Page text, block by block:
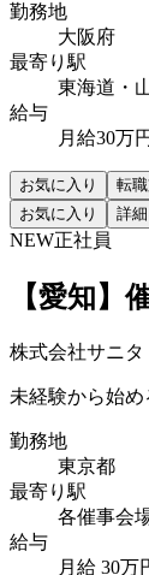
勤務地
大阪府
最寄り駅
東海道・
給与
月給30万
お気に入り
転
お気に入り
詳
NEW正社員
【愛知】
株式会社サニタ
未経験から始
勤務地
東京都
最寄り駅
各催事会
給与
月給 30万